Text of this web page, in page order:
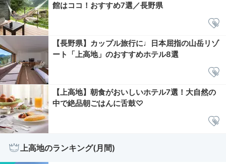
館はココ！おすすめ7選／長野県
【長野県】カップル旅行に♩日本屈指の山岳リゾ
ート「上高地」のおすすめホテル8選
【上高地】朝食がおいしいホテル7選！大自然の
中で絶品朝ごはんに舌鼓♡
上高地のランキング(月間)